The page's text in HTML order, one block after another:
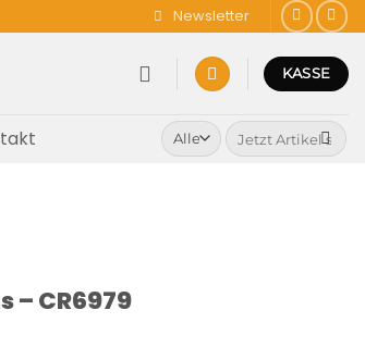
Newsletter
KASSE
Suchen
nach:
– CR6979